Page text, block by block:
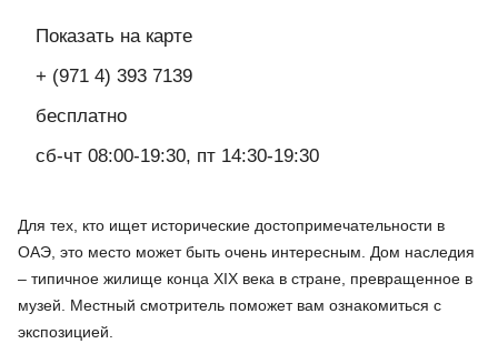
Показать на карте
+ (971 4) 393 7139
бесплатно
сб-чт 08:00-19:30, пт 14:30-19:30
Для тех, кто ищет исторические достопримечательности в
ОАЭ, это место может быть очень интересным. Дом наследия
– типичное жилище конца XIX века в стране, превращенное в
музей. Местный смотритель поможет вам ознакомиться с
экспозицией.